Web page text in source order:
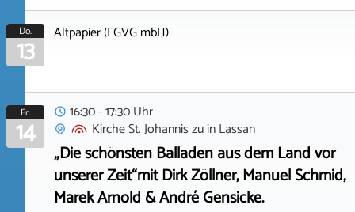
Do.
13 Altpapier (EGVG mbH)
Fr.
14
16:30 - 17:30 Uhr
Kirche St. Johannis zuinLassan
„Die schönsten Balladen aus dem Land vor
unserer Zeit“mit Dirk Zöllner, Manuel Schmid,
Marek Arnold & André Gensicke.